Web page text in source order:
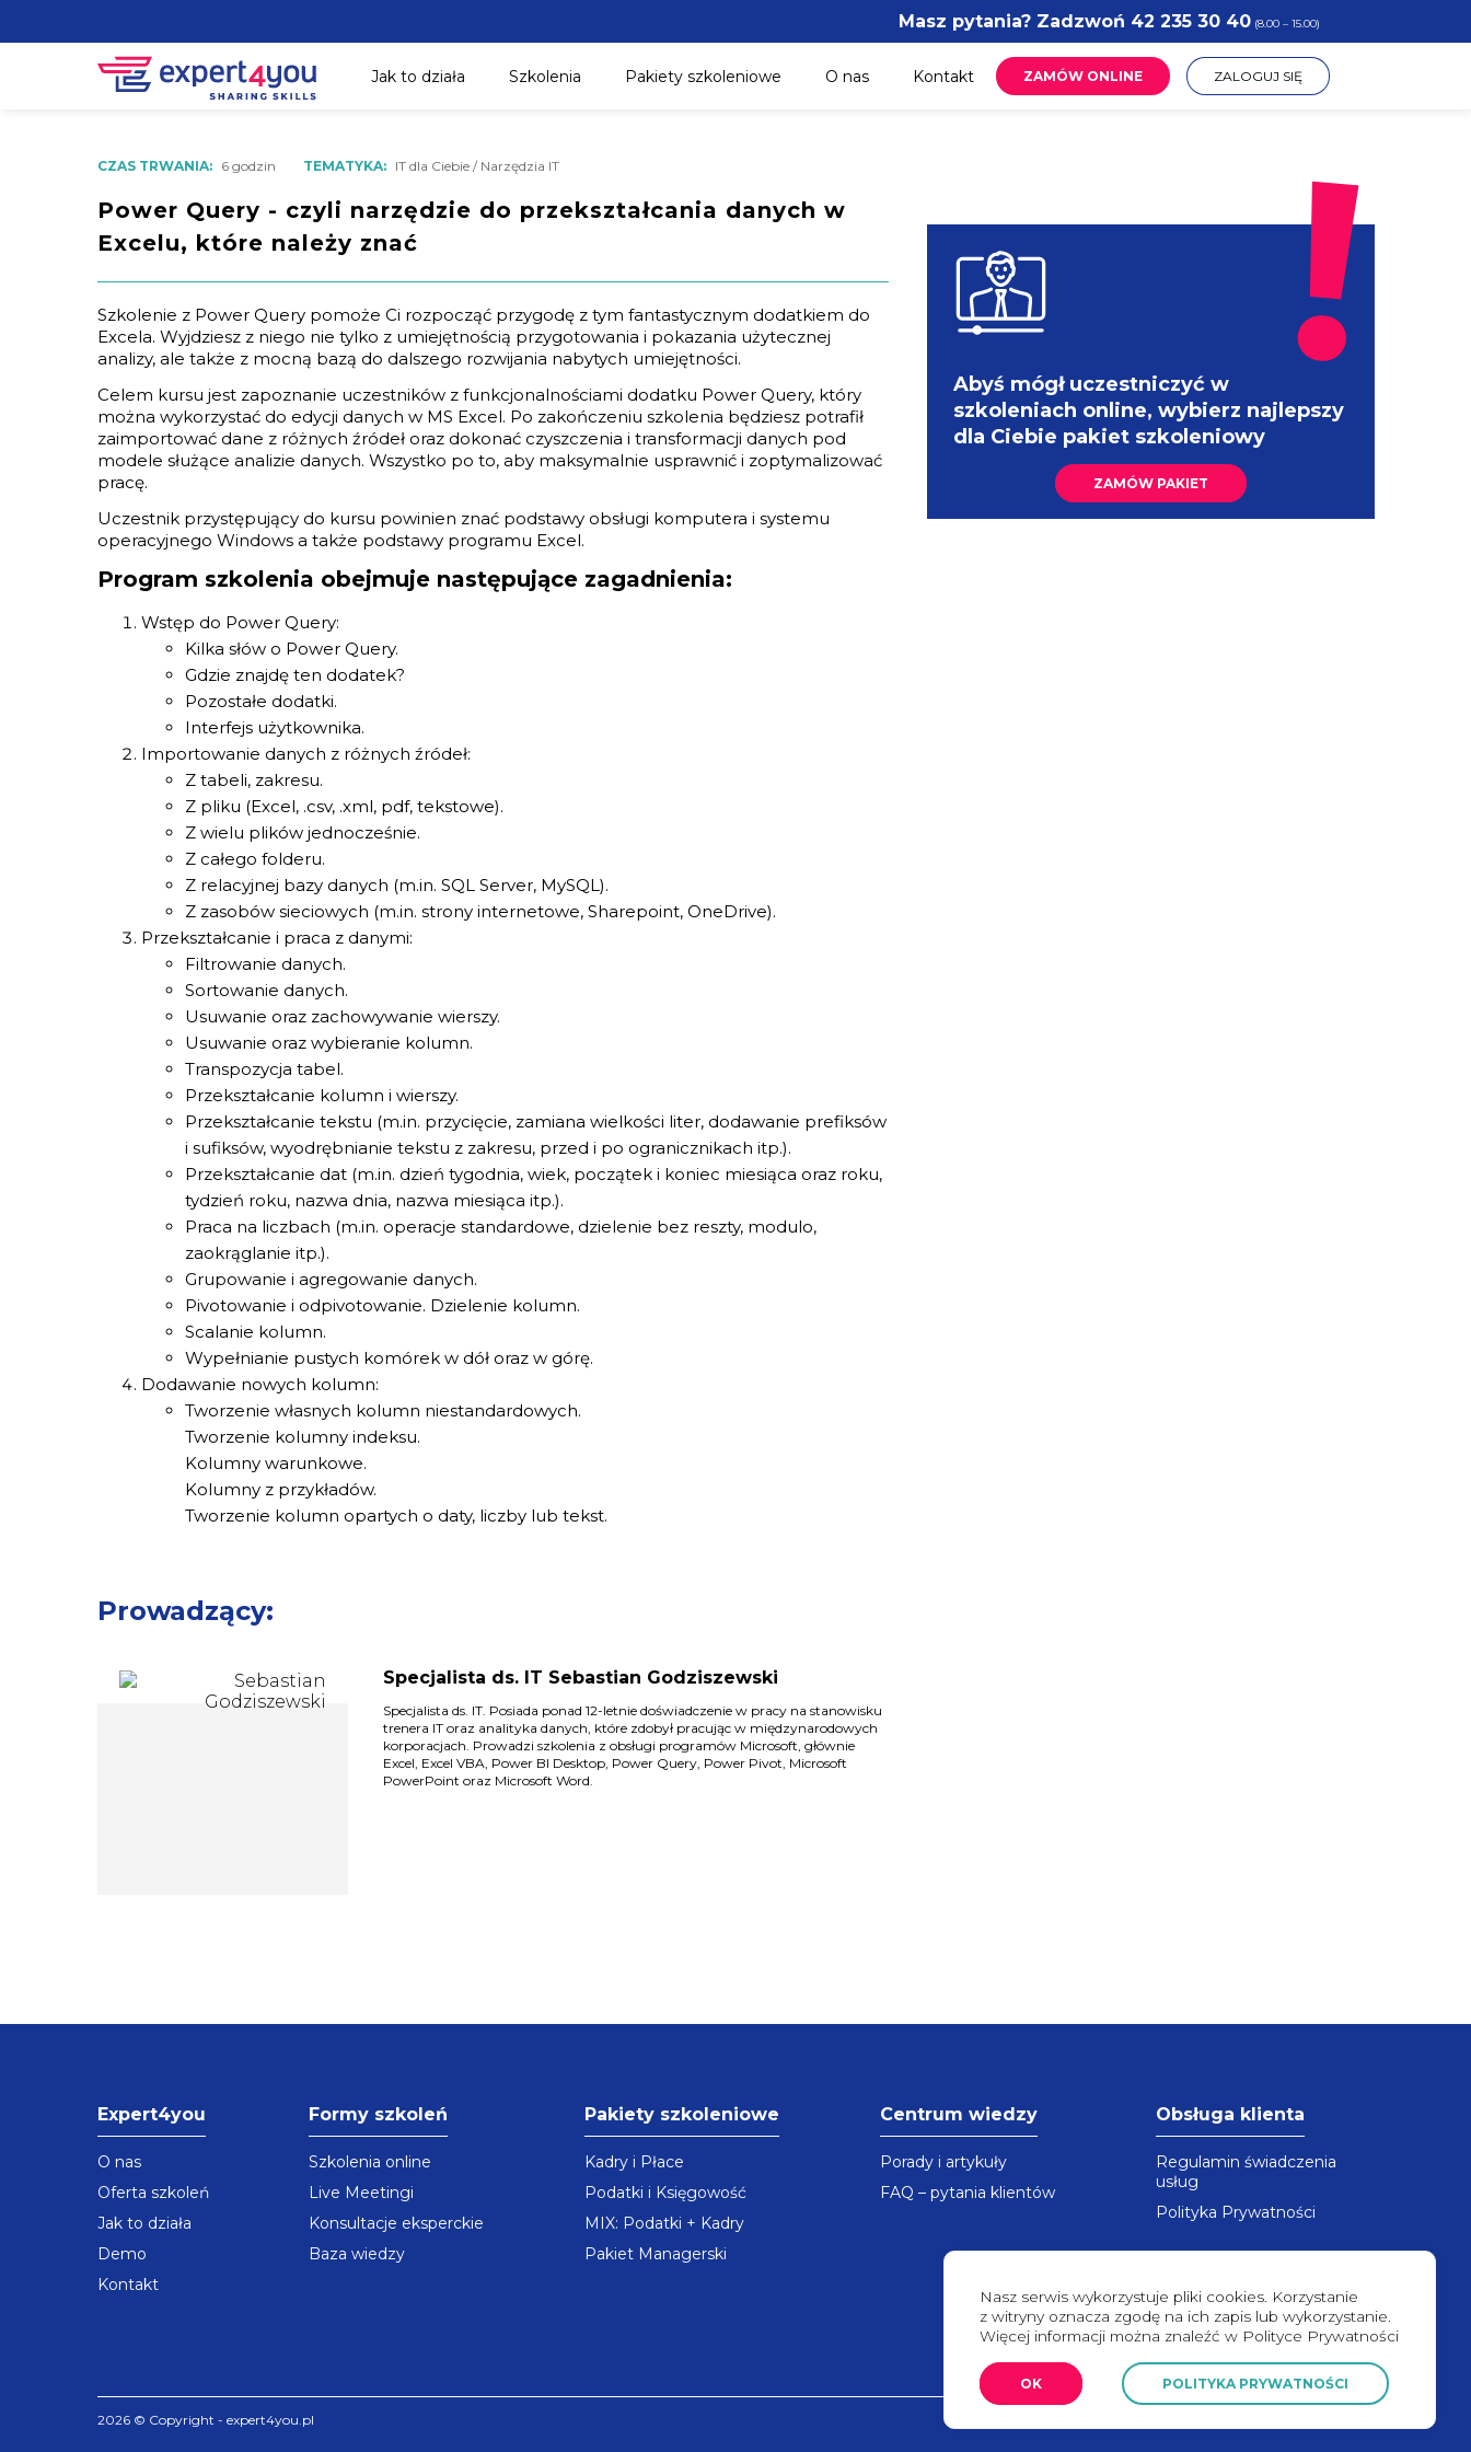
Masz pytania? Zadzwoń 42 235 30 40(8.00 – 15.00)
Jak to działa Szkolenia Pakiety szkoleniowe O nas Kontakt ZAMÓW ONLINE ZALOGUJ SIĘ
CZAS TRWANIA: 6 godzin TEMATYKA: IT dla Ciebie / Narzędzia IT
Power Query - czyli narzędzie do przekształcania danych w
Excelu, które należy znać
Szkolenie z Power Query pomoże Ci rozpocząć przygodę z tym fantastycznym dodatkiem do
Excela. Wyjdziesz z niego nie tylko z umiejętnością przygotowania i pokazania użytecznej
analizy, ale także z mocną bazą do dalszego rozwijania nabytych umiejętności.
Celem kursu jest zapoznanie uczestników z funkcjonalnościami dodatku Power Query, który
można wykorzystać do edycji danych w MS Excel. Po zakończeniu szkolenia będziesz potrafił
zaimportować dane z różnych źródeł oraz dokonać czyszczenia i transformacji danych pod
modele służące analizie danych. Wszystko po to, aby maksymalnie usprawnić i zoptymalizować
pracę.
Uczestnik przystępujący do kursu powinien znać podstawy obsługi komputera i systemu
operacyjnego Windows a także podstawy programu Excel.
Program szkolenia obejmuje następujące zagadnienia:
Wstęp do Power Query:
Kilka słów o Power Query.
Gdzie znajdę ten dodatek?
Pozostałe dodatki.
Interfejs użytkownika.
Importowanie danych z różnych źródeł:
Z tabeli, zakresu.
Z pliku (Excel, .csv, .xml, pdf, tekstowe).
Z wielu plików jednocześnie.
Z całego folderu.
Z relacyjnej bazy danych (m.in. SQL Server, MySQL).
Z zasobów sieciowych (m.in. strony internetowe, Sharepoint, OneDrive).
Przekształcanie i praca z danymi:
Filtrowanie danych.
Sortowanie danych.
Usuwanie oraz zachowywanie wierszy.
Usuwanie oraz wybieranie kolumn.
Transpozycja tabel.
Przekształcanie kolumn i wierszy.
Przekształcanie tekstu (m.in. przycięcie, zamiana wielkości liter, dodawanie prefiksów
i sufiksów, wyodrębnianie tekstu z zakresu, przed i po ogranicznikach itp.).
Przekształcanie dat (m.in. dzień tygodnia, wiek, początek i koniec miesiąca oraz roku,
tydzień roku, nazwa dnia, nazwa miesiąca itp.).
Praca na liczbach (m.in. operacje standardowe, dzielenie bez reszty, modulo,
zaokrąglanie itp.).
Grupowanie i agregowanie danych.
Pivotowanie i odpivotowanie. Dzielenie kolumn.
Scalanie kolumn.
Wypełnianie pustych komórek w dół oraz w górę.
Dodawanie nowych kolumn:
Tworzenie własnych kolumn niestandardowych.
Tworzenie kolumny indeksu.
Kolumny warunkowe.
Kolumny z przykładów.
Tworzenie kolumn opartych o daty, liczby lub tekst.
Prowadzący:
Specjalista ds. IT Sebastian Godziszewski
Specjalista ds. IT. Posiada ponad 12-letnie doświadczenie w pracy na stanowisku
trenera IT oraz analityka danych, które zdobył pracując w międzynarodowych
korporacjach. Prowadzi szkolenia z obsługi programów Microsoft, głównie
Excel, Excel VBA, Power BI Desktop, Power Query, Power Pivot, Microsoft
PowerPoint oraz Microsoft Word.
Abyś mógł uczestniczyć w
szkoleniach online, wybierz najlepszy
dla Ciebie pakiet szkoleniowy
ZAMÓW PAKIET
Expert4you
O nas
Oferta szkoleń
Jak to działa
Demo
Kontakt
Formy szkoleń
Szkolenia online
Live Meetingi
Konsultacje eksperckie
Baza wiedzy
Pakiety szkoleniowe
Kadry i Płace
Podatki i Księgowość
MIX: Podatki + Kadry
Pakiet Managerski
Centrum wiedzy
Porady i artykuły
FAQ – pytania klientów
Obsługa klienta
Regulamin świadczenia
usług
Polityka Prywatności
2026 © Copyright - expert4you.pl
Nasz serwis wykorzystuje pliki cookies. Korzystanie
z witryny oznacza zgodę na ich zapis lub wykorzystanie.
Więcej informacji można znaleźć w Polityce Prywatności
OK POLITYKA PRYWATNOŚCI